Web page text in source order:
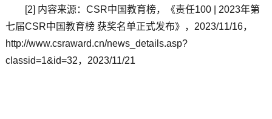
[2] 内容来源：CSR中国教育榜，《责任100 | 2023年第
七届CSR中国教育榜 获奖名单正式发布》，2023/11/16，
http://www.csraward.cn/news_details.asp?
classid=1&id=32，2023/11/21